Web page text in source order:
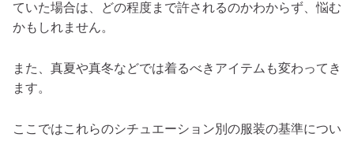
ていた場合は、どの程度まで許されるのかわからず、悩む
かもしれません。
また、真夏や真冬などでは着るべきアイテムも変わってき
ます。
ここではこれらのシチュエーション別の服装の基準につい